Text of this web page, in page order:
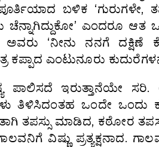
ಪೂರ್ತಿಯಾದ ಬಳಿಕ
ಚೆನ್ನಾಗಿದ್ದುಕೋ’ ಎಂದರೂ ಆತ
ಅವರು ‘ನೀನು ನನಗೆ
ಎಂಟುನೂರು
ಪಾಲಿಸದೆ ಇರುತ್ತಾನೆಯೇ
ತಿಳಿಸಿದಂತಹ ಒಂದೇ
ತಪಸ್ಸು ಮಾಡಿದ, ಕಠೋರ
ವಿಷ್ಣು ಪ್ರತ್ಯಕ್ಷನಾದ.